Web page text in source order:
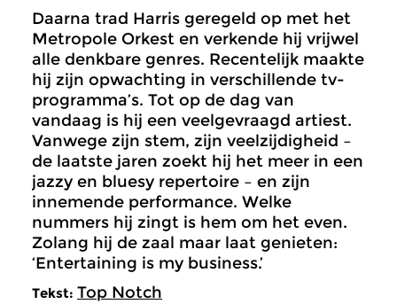
Daarna trad Harris geregeld op met het
Metropole Orkest en verkende hij vrijwel
alle denkbare genres. Recentelijk maakte
hij zijn opwachting in verschillende tv-
programma’s. Tot op de dag van
vandaag is hij een veelgevraagd artiest.
Vanwege zijn stem, zijn veelzijdigheid –
de laatste jaren zoekt hij het meer in een
jazzy en bluesy repertoire – en zijn
innemende performance. Welke
nummers hij zingt is hem om het even.
Zolang hij de zaal maar laat genieten:
‘Entertaining is my business.’
Tekst: Top Notch